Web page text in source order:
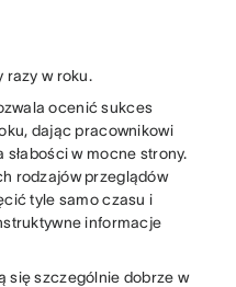
razy w roku.
ocenić sukces
dając pracownikowi
słabości w mocne strony.
rodzajów przeglądów
tyle samo czasu i
informacje
się szczególnie dobrze w